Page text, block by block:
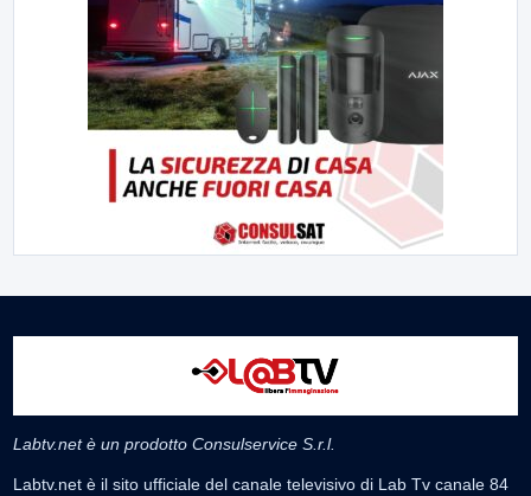
Labtv.net è un prodotto Consulservice S.r.l.
Labtv.net è il sito ufficiale del canale televisivo di Lab Tv canale 84